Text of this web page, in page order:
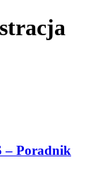
– Poradnik